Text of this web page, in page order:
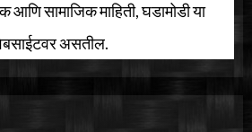
आणि सामाजिक माहिती, घडामोडी या
असतील.